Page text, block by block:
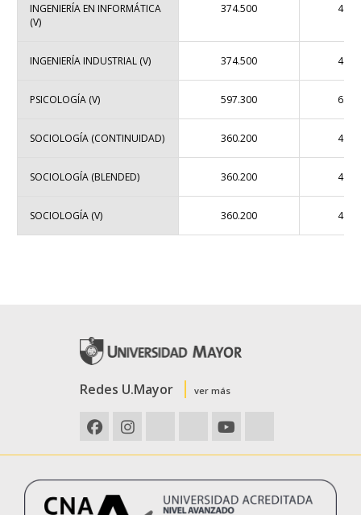
INGENIERÍA EN INFORMÁTICA
(V)
374.500
INGENIERÍA INDUSTRIAL (V) 374.500
PSICOLOGÍA (V) 597.300
SOCIOLOGÍA (CONTINUIDAD) 360.200
SOCIOLOGÍA (BLENDED) 360.200
SOCIOLOGÍA (V) 360.200
Redes U.Mayor ver más